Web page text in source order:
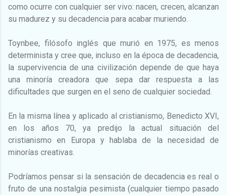
como ocurre con cualquier ser vivo: nacen, crecen, alcanzan
su madurez y su decadencia para acabar muriendo.
Toynbee, filósofo inglés que murió en 1975, es menos
determinista y cree que, incluso en la época de decadencia,
la supervivencia de una civilización depende de que haya
una minoría creadora que sepa dar respuesta a las
dificultades que surgen en el seno de cualquier sociedad.
En la misma línea y aplicado al cristianismo, Benedicto XVI,
en los años 70, ya predijo la actual situación del
cristianismo en Europa y hablaba de la necesidad de
minorías creativas.
Podríamos pensar si la sensación de decadencia es real o
fruto de una nostalgia pesimista (cualquier tiempo pasado